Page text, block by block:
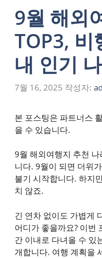
9월 해외
TOP3, 비
내 인기
7월 16, 2025 작성자:
본 포스팅은 파트너스
을 수 있습니다.
9월 해외여행지 추천
니다. 9월이 되면 더위
불기 시작합니다. 하지
치 않죠.
긴 연차 없이도 가볍게
어디가 좋을까요? 이번
간 이내로 다녀올 수 있
개합니다. 여행 계획을